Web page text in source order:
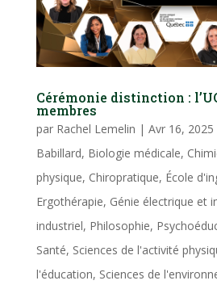
Cérémonie distinction :
membres
par Rachel Lemelin | Avr 16, 2025
Babillard, Biologie médicale,
physique, Chiropratique, École
Ergothérapie, Génie électrique et
industriel, Philosophie,
Santé, Sciences de l'activité
l'éducation, Sciences de